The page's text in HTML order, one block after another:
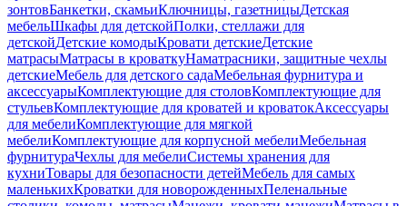
зонтовБанкетки, скамьиКлючницы, газетницыДетская
мебельШкафы для детскойПолки, стеллажи для
детскойДетские комодыКровати детскиеДетские
матрасыМатрасы в кроваткуНаматрасники, защитные чехлы
детскиеМебель для детского садаМебельная фурнитура и
аксессуарыКомплектующие для столовКомплектующие для
стульевКомплектующие для кроватей и кроватокАксессуары
для мебелиКомплектующие для мягкой
мебелиКомплектующие для корпусной мебелиМебельная
фурнитураЧехлы для мебелиСистемы хранения для
кухниТовары для безопасности детейМебель для самых
маленькихКроватки для новорожденныхПеленальные